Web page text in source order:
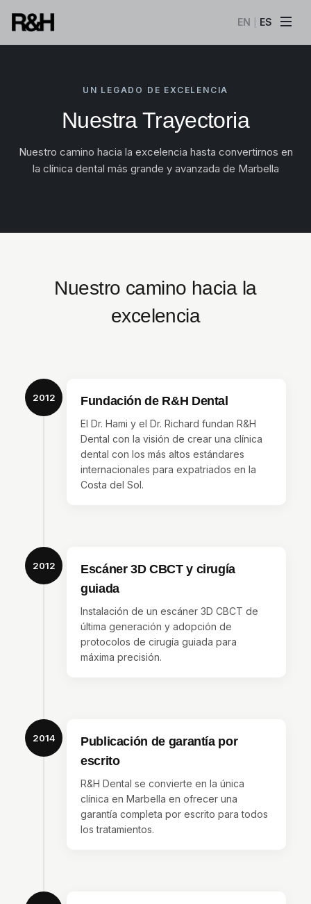
EN ES
UN LEGADO DE EXCELENCIA
Nuestra Trayectoria
Nuestro camino hacia la excelencia hasta convertirnos en
la clínica dental más grande y avanzada de Marbella
Nuestro camino hacia la
excelencia
2012 Fundación de R&H Dental
El Dr. Hami y el Dr. Richard fundan R&H
Dental con la visión de crear una clínica
dental con los más altos estándares
internacionales para expatriados en la
Costa del Sol.
2012
Escáner 3D CBCT y cirugía
guiada
Instalación de un escáner 3D CBCT de
última generación y adopción de
protocolos de cirugía guiada para
máxima precisión.
2014
Publicación de garantía por
escrito
R&H Dental se convierte en la única
clínica en Marbella en ofrecer una
garantía completa por escrito para todos
los tratamientos.